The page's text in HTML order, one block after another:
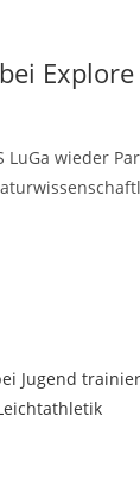
Explore
LuGa wieder